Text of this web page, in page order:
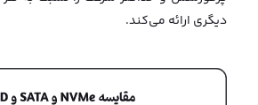
دیگری ارائه می‌کند.